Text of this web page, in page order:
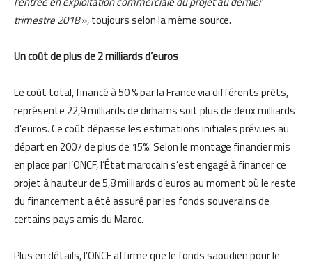
trimestre 2018», toujours selon la même source.
Un coût de plus de 2 milliards d’euros
Le coût total, financé à 50 % par la France via différents prêts,
représente 22,9 milliards de dirhams soit plus de deux milliards
d’euros. Ce coût dépasse les estimations initiales prévues au
départ en 2007 de plus de 15%. Selon le montage financier mis
en place par l’ONCF, l’État marocain s’est engagé à financer ce
projet à hauteur de 5,8 milliards d’euros au moment où le reste
du financement a été assuré par les fonds souverains de
certains pays amis du Maroc.
Plus en détails, l’ONCF affirme que le fonds saoudien pour le